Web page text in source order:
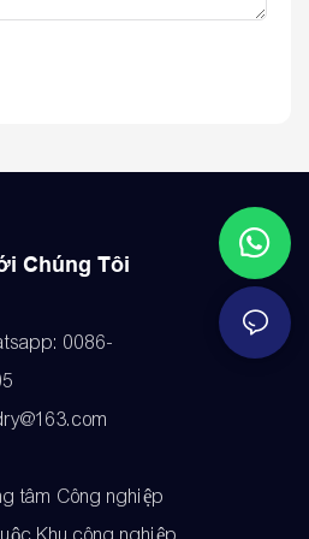
Chúng Tôi
0086-
tâm Công nghiệp